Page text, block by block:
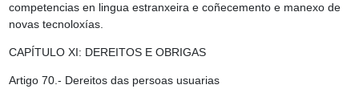
competencias en lingua estranxeira e coñecemento e manexo de
novas tecnoloxías.
CAPÍTULO XI: DEREITOS E OBRIGAS
Artigo 70.- Dereitos das persoas usuarias